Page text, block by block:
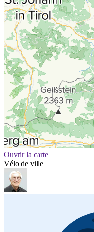
Ouvrir la carte
Vélo de ville